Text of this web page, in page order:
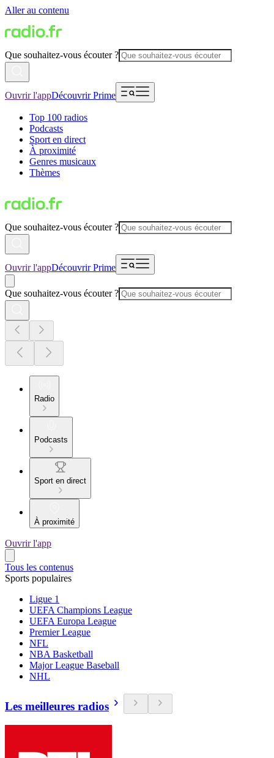
Aller au contenu
Que souhaitez-vous écouter ?
Ouvrir l'appDécouvrir Prime
Top 100 radios
Podcasts
Sport en direct
À proximité
Genres musicaux
Thèmes
Que souhaitez-vous écouter ?
Ouvrir l'appDécouvrir Prime
Que souhaitez-vous écouter ?
Radio
Podcasts
Sport en direct
À proximité
Ouvrir l'app
Tous les contenus
Sports populaires
Ligue 1
UEFA Champions League
UEFA Europa League
Premier League
NFL
NBA Basketball
Major League Baseball
NHL
Les meilleures radios